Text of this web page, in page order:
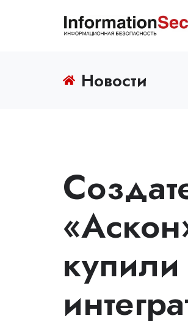
Новости